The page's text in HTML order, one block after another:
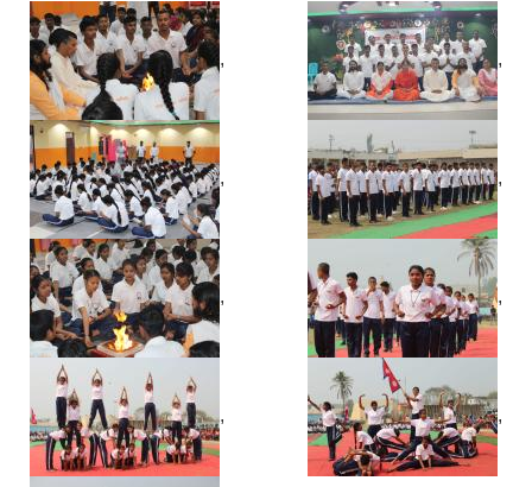
, ,
, ,
, ,
, ,